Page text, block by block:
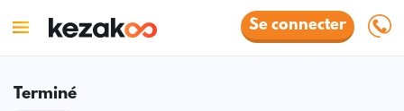
Se connecter
Terminé